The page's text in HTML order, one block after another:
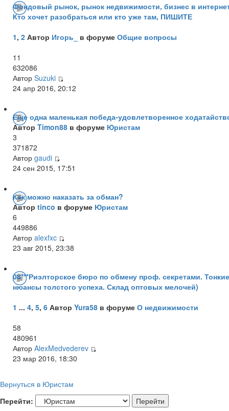
Фондовый рынок, рынок недвижимости, бизнес в
Кто хочет разобраться или кто уже там, ПИШИТЕ
1, 2 Автор Игорь_ в форуме Общие вопросы
11
632086
Автор Suzuki
24 апр 2016, 20:12
Еще одна маленькая победа-удовлетворенное
Автор Timon88 в форуме Юристам
3
371872
Автор gaudi
24 сен 2015, 17:51
Как можно наказать за обман?
Автор tinco в форуме Юристам
6
449886
Автор alexfxc
23 авг 2015, 23:38
08***Риэлторское бюро по обмену проф. секретами. Тонкие
нюансы толстого успеха. Склад оптовых мелочей)
1 ... 4, 5, 6 Автор Yura58 в форуме О недвижимости
58
480961
Автор AlexMedvederev
23 мар 2016, 18:30
Вернуться в Юристам
Перейти: